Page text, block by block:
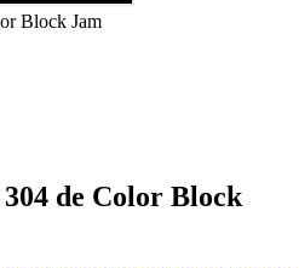
Block Jam
de Color Block